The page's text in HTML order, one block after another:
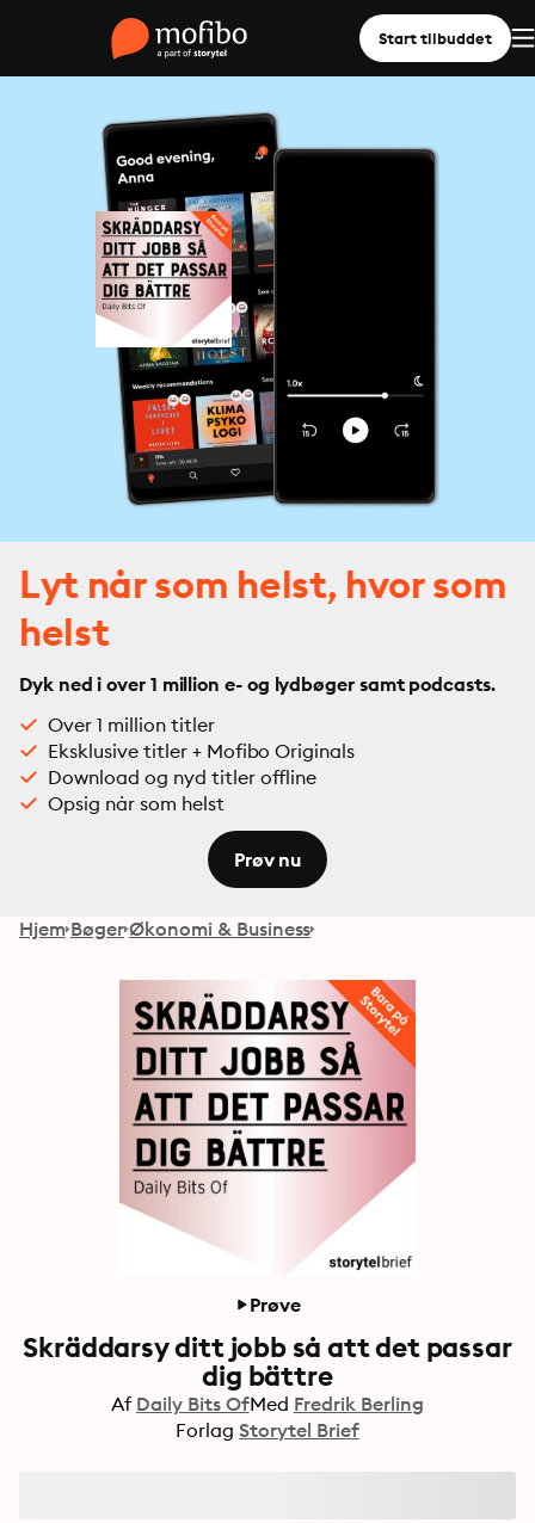
Start tilbuddet
Lyt når som helst, hvor som
helst
Dyk ned i over 1 million e- og lydbøger samt podcasts.
Over 1 million titler
Eksklusive titler + Mofibo Originals
Download og nyd titler offline
Opsig når som helst
Prøv nu
Hjem Bøger Økonomi & Business
Prøve
Skräddarsy ditt jobb så att det passar
dig bättre
Af Daily Bits OfMed Fredrik Berling
Forlag Storytel Brief